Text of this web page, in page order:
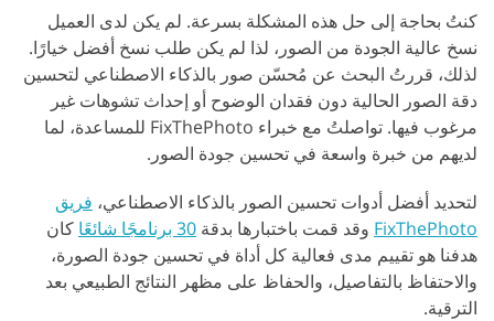
كنتُ بحاجة إلى حل هذه المشكلة بسرعة. لم يكن لدى العميل
نسخ عالية الجودة من الصور، لذا لم يكن طلب نسخ أفضل خيارًا.
لذلك، قررتُ البحث عن مُحسّن صور بالذكاء الاصطناعي لتحسين
دقة الصور الحالية دون فقدان الوضوح أو إحداث تشوهات غير
مرغوب فيها. تواصلتُ مع خبراء FixThePhoto للمساعدة، لما
لديهم من خبرة واسعة في تحسين جودة الصور.
لتحديد أفضل أدوات تحسين الصور بالذكاء الاصطناعي، فريق
FixThePhoto وقد قمت باختبارها بدقة 30 برنامجًا شائعًا
كان
هدفنا هو تقييم مدى فعالية كل أداة في تحسين جودة الصورة،
والاحتفاظ بالتفاصيل، والحفاظ على مظهر النتائج الطبيعي بعد
الترقية.